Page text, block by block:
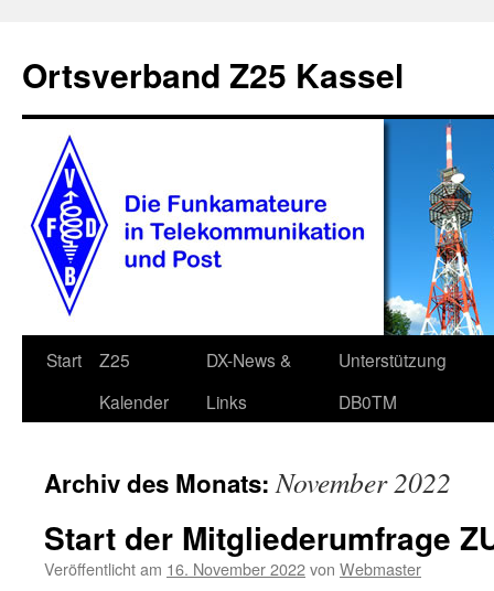
springen
Ortsverband Z25 Kassel
Start
Z25
Kalender
DX-News &
Links
Unterstützung
DB0TM
Archiv des Monats:November 2022
Start der Mitgliederumfrage
Veröffentlicht am 16. November 2022von Webmaster